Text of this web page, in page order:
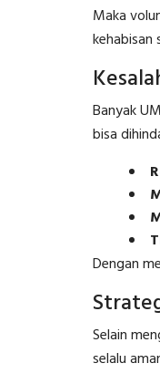
Maka
kehabisan
Banyak
bisa
Dengan
Selain
selalu